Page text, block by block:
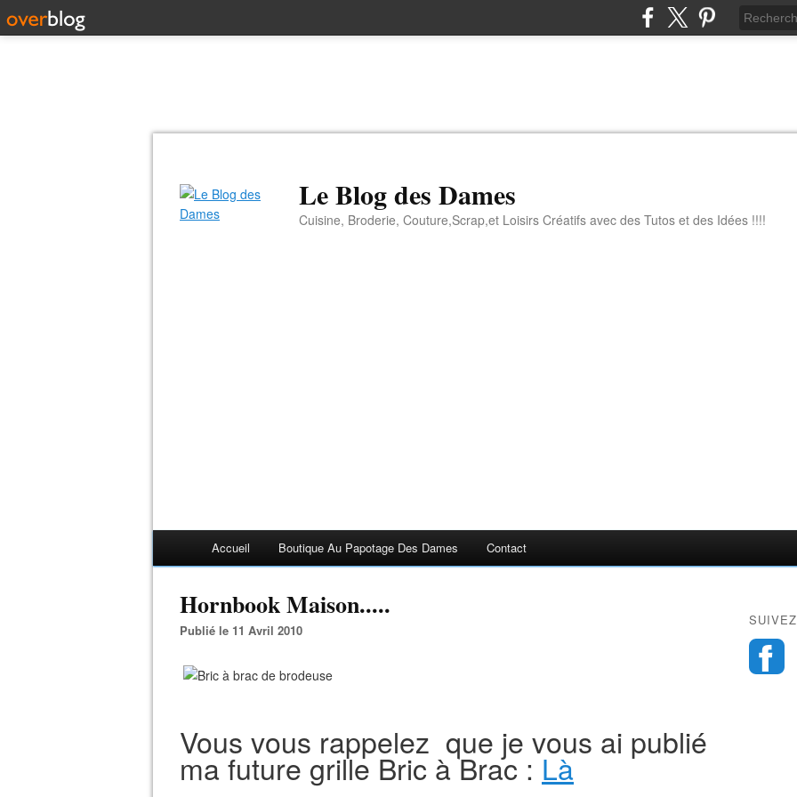
Le Blog des Dames
Cuisine, Broderie, Couture,Scrap,et Loisirs Créatifs avec des Tutos et des Idées !!!!
Accueil Boutique Au Papotage Des Dames Contact
Hornbook Maison.....
Publié le 11 Avril 2010
Vous vous rappelez que je vous ai publié
ma future grille Bric à Brac :Là